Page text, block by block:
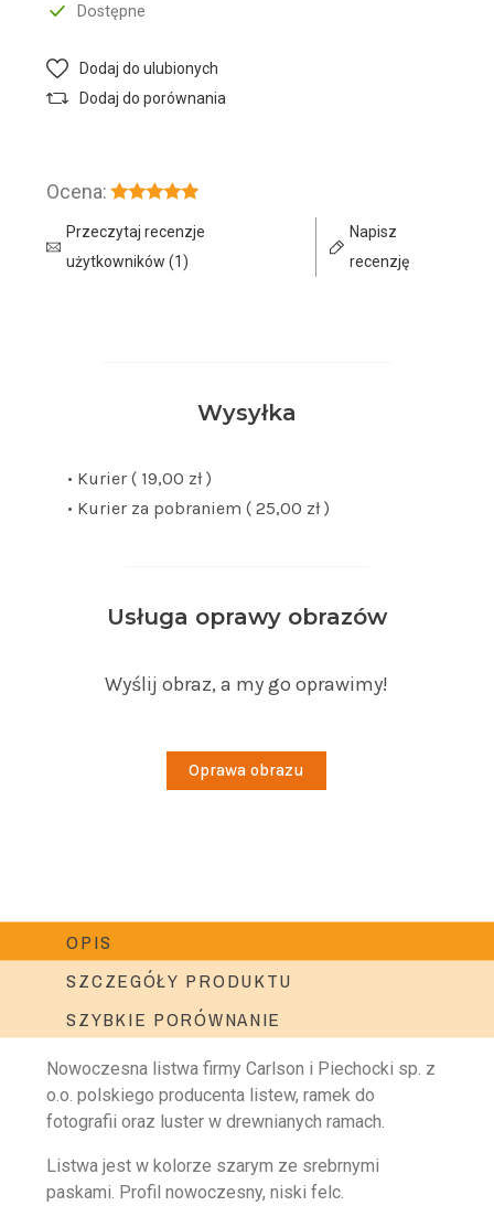
Dostępne
Dodaj do ulubionych
Dodaj do porównania
Ocena:
Przeczytaj recenzje
użytkowników (1)
Napisz
recenzję
Wysyłka
• Kurier ( 19,00 zł )
• Kurier za pobraniem ( 25,00 zł )
Usługa oprawy obrazów
Wyślij obraz, a my go oprawimy!
Oprawa obrazu
OPIS
SZCZEGÓŁY PRODUKTU
SZYBKIE PORÓWNANIE
Nowoczesna listwa firmy Carlson i Piechocki sp. z
o.o. polskiego producenta listew, ramek do
fotografii oraz luster w drewnianych ramach.
Listwa jest w kolorze szarym ze srebrnymi
paskami. Profil nowoczesny, niski felc.